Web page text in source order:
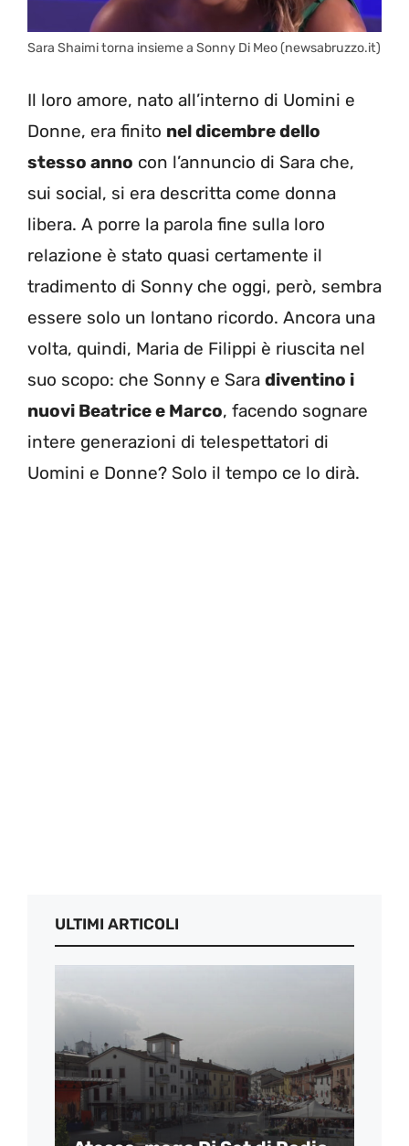
Sara Shaimi torna insieme a Sonny Di Meo (newsabruzzo.it)
Il loro amore, nato all’interno di Uomini e
Donne, era finito nel dicembre dello
stesso anno con l’annuncio di Sara che,
sui social, si era descritta come donna
libera. A porre la parola fine sulla loro
relazione è stato quasi certamente il
tradimento di Sonny che oggi, però, sembra
essere solo un lontano ricordo. Ancora una
volta, quindi, Maria de Filippi è riuscita nel
suo scopo: che Sonny e Sara diventino i
nuovi Beatrice e Marco, facendo sognare
intere generazioni di telespettatori di
Uomini e Donne? Solo il tempo ce lo dirà.
ULTIMI ARTICOLI